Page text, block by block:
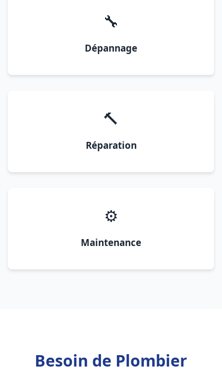
🔧
Dépannage
🔨
Réparation
⚙️
Maintenance
Besoin de Plombier